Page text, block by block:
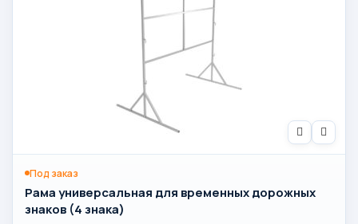
Под заказ
Рама универсальная для временных дорожных
знаков (4 знака)